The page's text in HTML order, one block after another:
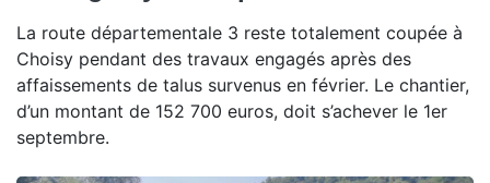
La route départementale 3 reste totalement coupée à
Choisy pendant des travaux engagés après des
affaissements de talus survenus en février. Le chantier,
d’un montant de 152 700 euros, doit s’achever le 1er
septembre.